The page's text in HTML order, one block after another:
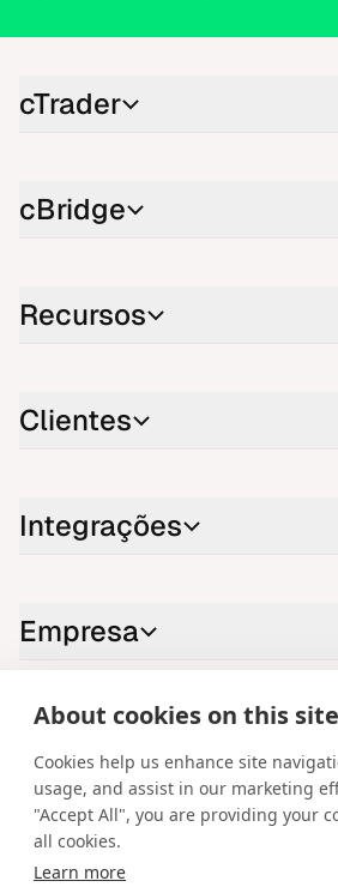
About cookies on this site
Cookies help us enhance site
usage, and assist in our marketing
"Accept All", you are providing your
all cookies.
Learn more
cTrader
cBridge
Recursos
Clientes
Integrações
Empresa
LinkedIn
YouTube
X
Portuguese
Copyright © 2026 Spotware Systems Ltd.